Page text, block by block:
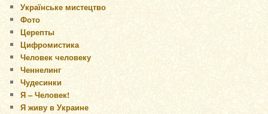
Українське мистецтво
Фото
Церепты
Цифромистика
Человек человеку
Ченнелинг
Чудесинки
Я – Человек!
Я живу в Украине